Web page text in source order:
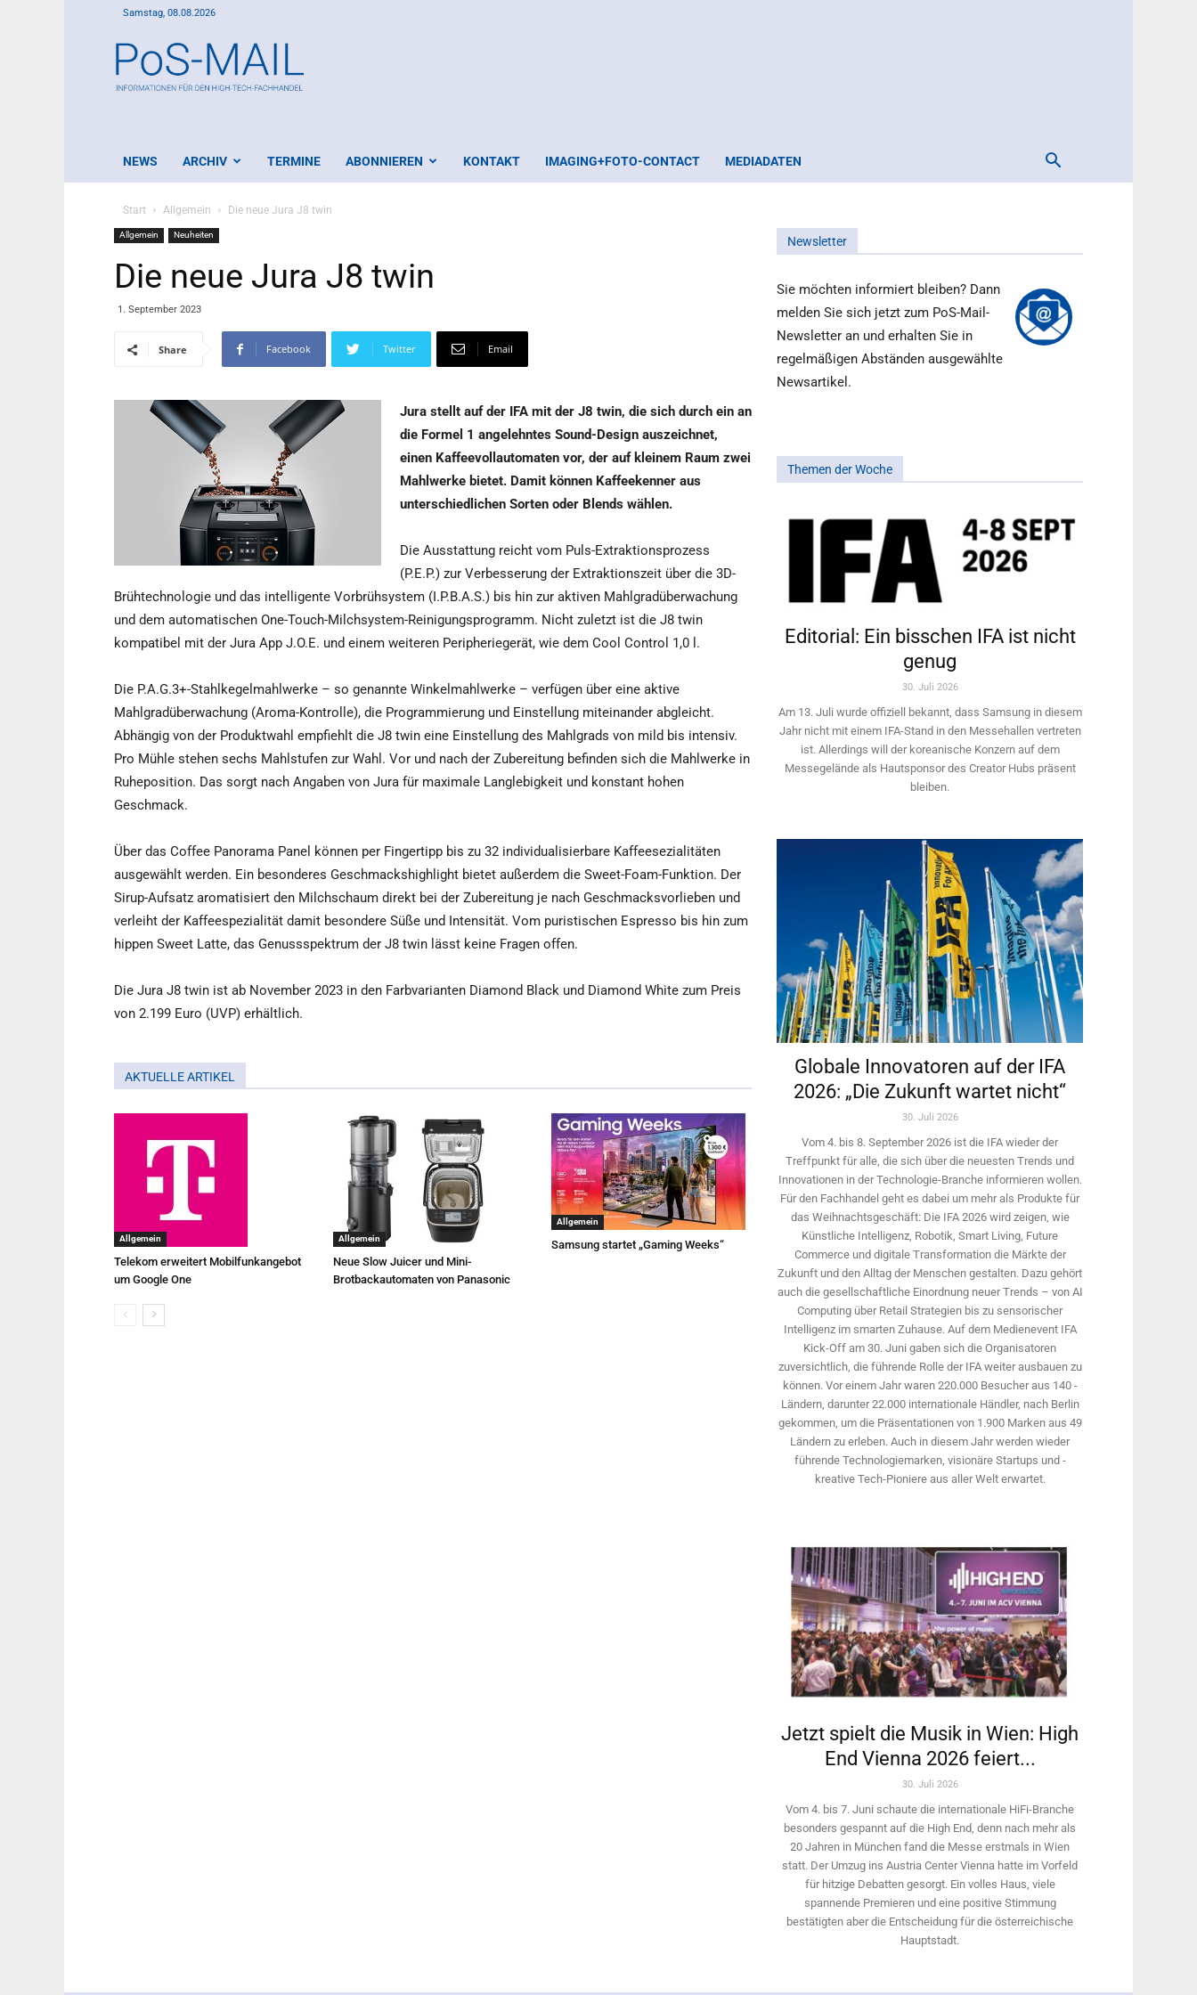
Samstag, 08.08.2026
Mail
NEWS ARCHIV TERMINE ABONNIEREN KONTAKT IMAGING+FOTO-CONTACT MEDIADATEN
Start Allgemein Die neue Jura J8 twin
Allgemein Neuheiten
Die neue Jura J8 twin
1. September 2023
Share Facebook Twitter Email
Jura stellt auf der IFA mit der J8 twin, die sich durch ein an
die Formel 1 angelehntes Sound-Design auszeichnet,
einen Kaffeevollautomaten vor, der auf kleinem Raum zwei
Mahlwerke bietet. Damit können Kaffeekenner aus
unterschiedlichen Sorten oder Blends wählen.
Die Ausstattung reicht vom Puls-Extraktionsprozess
(P.E.P.) zur Verbesserung der Extraktionszeit über die 3D-
Brühtechnologie und das intelligente Vorbrühsystem (I.P.B.A.S.) bis hin zur aktiven Mahlgradüberwachung
und dem automatischen One-Touch-Milchsystem-Reinigungsprogramm. Nicht zuletzt ist die J8 twin
kompatibel mit der Jura App J.O.E. und einem weiteren Peripheriegerät, wie dem Cool Control 1,0 l.
Die P.A.G.3+-Stahlkegelmahlwerke – so genannte Winkelmahlwerke – verfügen über eine aktive
Mahlgradüberwachung (Aroma-Kontrolle), die Programmierung und Einstellung miteinander abgleicht.
Abhängig von der Produktwahl empfiehlt die J8 twin eine Einstellung des Mahlgrads von mild bis intensiv.
Pro Mühle stehen sechs Mahlstufen zur Wahl. Vor und nach der Zubereitung befinden sich die Mahlwerke in
Ruheposition. Das sorgt nach Angaben von Jura für maximale Langlebigkeit und konstant hohen
Geschmack.
Über das Coffee Panorama Panel können per Fingertipp bis zu 32 individualisierbare Kaffeesezialitäten
ausgewählt werden. Ein besonderes Geschmackshighlight bietet außerdem die Sweet-Foam-Funktion. Der
Sirup-Aufsatz aromatisiert den Milchschaum direkt bei der Zubereitung je nach Geschmacksvorlieben und
verleiht der Kaffeespezialität damit besondere Süße und Intensität. Vom puristischen Espresso bis hin zum
hippen Sweet Latte, das Genussspektrum der J8 twin lässt keine Fragen offen.
Die Jura J8 twin ist ab November 2023 in den Farbvarianten Diamond Black und Diamond White zum Preis
von 2.199 Euro (UVP) erhältlich.
AKTUELLE ARTIKEL
Allgemein
Telekom erweitert Mobilfunkangebot
um Google One
Allgemein
Neue Slow Juicer und Mini-
Brotbackautomaten von Panasonic
Allgemein
Samsung startet „Gaming Weeks“
Newsletter
Sie möchten informiert bleiben? Dann
melden Sie sich jetzt zum PoS-Mail-
Newsletter an und erhalten Sie in
regelmäßigen Abständen ausgewählte
Newsartikel.
Themen der Woche
Editorial: Ein bisschen IFA ist nicht
genug
30. Juli 2026
Am 13. Juli wurde offiziell bekannt, dass Samsung in diesem
Jahr nicht mit einem IFA-Stand in den Messehallen vertreten
ist. Allerdings will ­der koreanische Konzern auf dem
Messegelände als Hautsponsor des Creator Hubs präsent
bleiben.
Globale Innovatoren auf der IFA
2026: „Die Zukunft wartet nicht“
30. Juli 2026
Vom 4. bis 8. September 2026 ist die IFA wieder der
Treffpunkt für alle, die sich über die neuesten Trends und
Innovationen in der Technologie-­Branche informieren wollen.
Für den Fachhandel geht es dabei um mehr als Produkte für
das Weihnachtsgeschäft: Die IFA 2026 wird ­zeigen, wie
Künstliche Intelligenz, Robotik, Smart Living, Future
Commerce und digitale Trans­formation die Märkte der
Zukunft und den Alltag der Menschen gestalten. Dazu gehört
auch die gesellschaftliche Einordnung neuer Trends – von AI
Computing über Retail Strategien bis zu sensorischer
Intelligenz im smarten Zuhause. Auf dem Medien­event IFA
Kick-Off am 30. Juni gaben sich die Organisatoren
zuversichtlich, die führende Rolle der IFA weiter ausbauen zu
können. Vor einem Jahr ­waren 220.000 Besucher aus 140 ­
Ländern, ­darunter 22.000 internationale Händler, nach Berlin
gekommen, um die Präsen­tationen von 1.900 Marken aus 49
Ländern zu erleben. Auch in diesem Jahr werden wieder
führende Technologiemarken, visionäre Startups und ­
kreative Tech-Pioniere aus aller Welt erwartet.
Jetzt spielt die Musik in Wien: High
End Vienna 2026 feiert...
30. Juli 2026
Vom 4. bis 7. Juni schaute die internationale HiFi-Branche
besonders gespannt auf die High End, denn nach mehr als
20 Jahren in München fand die Messe erstmals in Wien
statt. Der Umzug ins Austria Center Vienna hatte im Vorfeld
für hitzige Debatten gesorgt. Ein volles Haus, viele
spannende Premieren und eine positive Stimmung
bestätigten aber die Entscheidung für die österreichische
Hauptstadt.